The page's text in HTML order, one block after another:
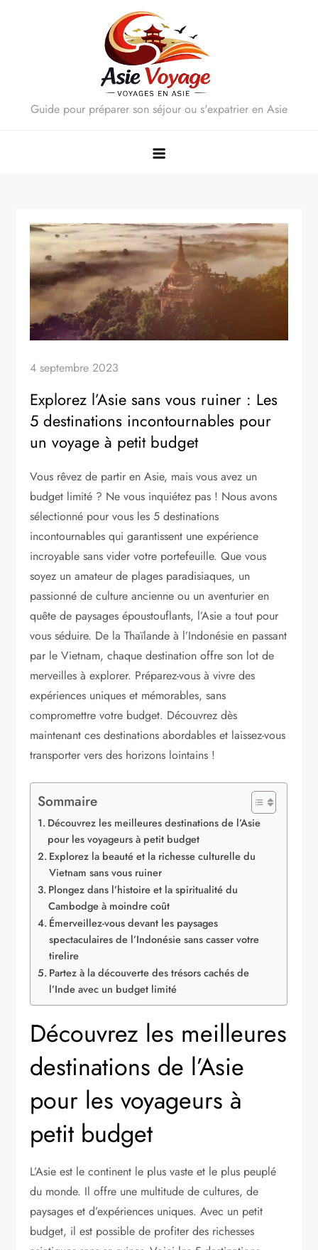
Guide pour préparer son séjour ou s'expatrier en Asie
4 septembre 2023
Explorez l’Asie sans vous ruiner : Les
5 destinations incontournables pour
un voyage à petit budget
Vous rêvez de partir en Asie, mais vous avez un
budget limité ? Ne vous inquiétez pas ! Nous avons
sélectionné pour vous les 5 destinations
incontournables qui garantissent une expérience
incroyable sans vider votre portefeuille. Que vous
soyez un amateur de plages paradisiaques, un
passionné de culture ancienne ou un aventurier en
quête de paysages époustouflants, l’Asie a tout pour
vous séduire. De la Thaïlande à l’Indonésie en passant
par le Vietnam, chaque destination offre son lot de
merveilles à explorer. Préparez-vous à vivre des
expériences uniques et mémorables, sans
compromettre votre budget. Découvrez dès
maintenant ces destinations abordables et laissez-vous
transporter vers des horizons lointains !
Sommaire
Découvrez les meilleures destinations de l’Asie
pour les voyageurs à petit budget
Explorez la beauté et la richesse culturelle du
Vietnam sans vous ruiner
Plongez dans l’histoire et la spiritualité du
Cambodge à moindre coût
Émerveillez-vous devant les paysages
spectaculaires de l’Indonésie sans casser votre
tirelire
Partez à la découverte des trésors cachés de
l’Inde avec un budget limité
Découvrez les meilleures
destinations de l’Asie
pour les voyageurs à
petit budget
L’Asie est le continent le plus vaste et le plus peuplé
du monde. Il offre une multitude de cultures, de
paysages et d’expériences uniques. Avec un petit
budget, il est possible de profiter des richesses